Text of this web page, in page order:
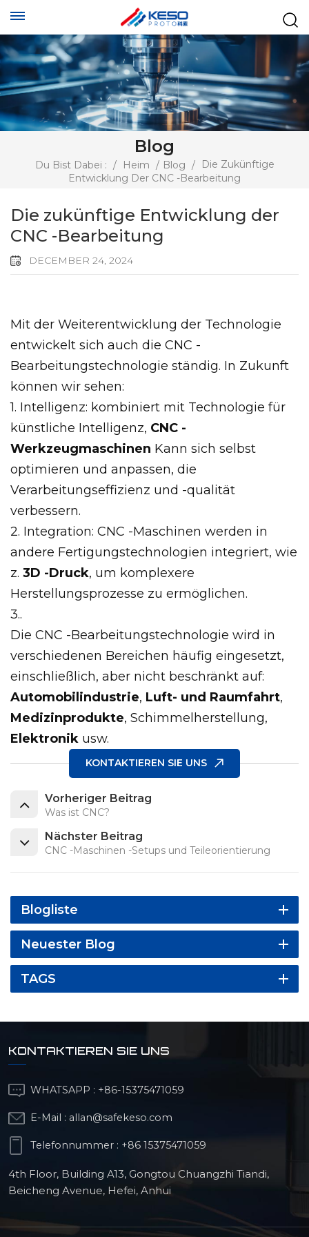
Blog
Du Bist Dabei : / Heim / Blog /
Die Zukünftige
Entwicklung Der CNC -Bearbeitung
Die zukünftige Entwicklung der
CNC -Bearbeitung
DECEMBER 24, 2024
Mit der Weiterentwicklung der Technologie
entwickelt sich auch die CNC -
Bearbeitungstechnologie ständig. In Zukunft
können wir sehen:
1. Intelligenz: kombiniert mit Technologie für
künstliche Intelligenz, CNC -
Werkzeugmaschinen Kann sich selbst
optimieren und anpassen, die
Verarbeitungseffizienz und -qualität
verbessern.
2. Integration: CNC -Maschinen werden in
andere Fertigungstechnologien integriert, wie
z. 3D -Druck, um komplexere
Herstellungsprozesse zu ermöglichen.
3..
Die CNC -Bearbeitungstechnologie wird in
verschiedenen Bereichen häufig eingesetzt,
einschließlich, aber nicht beschränkt auf:
Automobilindustrie, Luft- und Raumfahrt,
Medizinprodukte, Schimmelherstellung,
Elektronik usw.
KONTAKTIEREN SIE UNS
Vorheriger Beitrag
Was ist CNC?
Nächster Beitrag
CNC -Maschinen -Setups und Teileorientierung
Blogliste
Neuester Blog
TAGS
KONTAKTIEREN SIE UNS
WHATSAPP : +86-15375471059
E-Mail : allan@safekeso.com
Telefonnummer : +86 15375471059
4th Floor, Building A13, Gongtou Chuangzhi Tiandi,
Beicheng Avenue, Hefei, Anhui